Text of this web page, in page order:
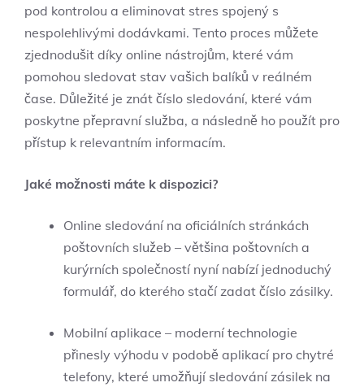
pod ⁣kontrolou a eliminovat stres spojený s
nespolehlivými dodávkami. Tento proces můžete
zjednodušit díky online nástrojům, které ⁢vám‌
pomohou sledovat stav vašich balíků v reálném
čase. Důležité je znát číslo sledování, které vám
poskytne⁣ přepravní služba, a následně ho použít pro
přístup k​ relevantním informacím.
Jaké možnosti máte k dispozici?
Online sledování na oficiálních stránkách
poštovních služeb – většina poštovních a
kurýrních společností nyní nabízí jednoduchý
⁣formulář, do kterého ⁣stačí zadat číslo zásilky.
Mobilní aplikace – moderní technologie
přinesly⁢ výhodu v podobě aplikací pro chytré
telefony, které umožňují sledování⁣ zásilek na